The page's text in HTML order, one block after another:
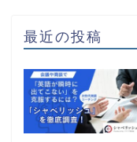
最近の投稿